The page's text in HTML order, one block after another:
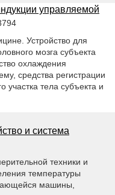
управляемой
Устройство для
мозга субъекта
охлаждения
средства регистрации
тела субъекта и
и система
техники и
температуры
машины,